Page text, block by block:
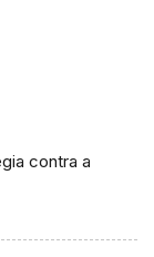
contra a